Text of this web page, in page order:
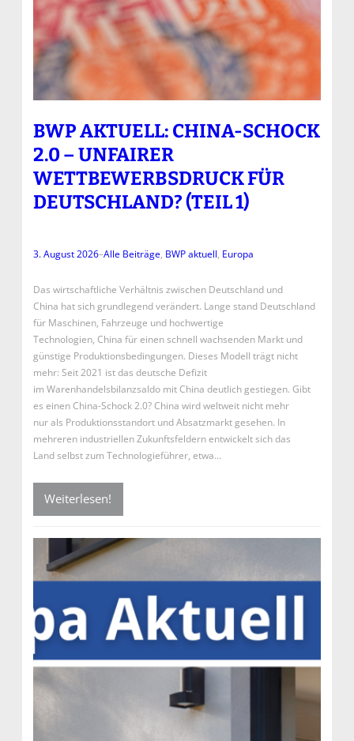
BWP AKTUELL: CHINA-SCHOCK
2.0 – UNFAIRER
WETTBEWERBSDRUCK FÜR
DEUTSCHLAND? (TEIL 1)
3. August 2026–Alle Beiträge, BWP aktuell, Europa
Das wirtschaftliche Verhältnis zwischen Deutschland und
China hat sich grundlegend verändert. Lange stand Deutschland
für Maschinen, Fahrzeuge und hochwertige
Technologien, China für einen schnell wachsenden Markt und
günstige Produktionsbedingungen. Dieses Modell trägt nicht
mehr: Seit 2021 ist das deutsche Defizit
im Warenhandelsbilanzsaldo mit China deutlich gestiegen. Gibt
es einen China-Schock 2.0? China wird weltweit nicht mehr
nur als Produktionsstandort und Absatzmarkt gesehen. In
mehreren industriellen Zukunftsfeldern entwickelt sich das
Land selbst zum Technologieführer, etwa…
Weiterlesen!